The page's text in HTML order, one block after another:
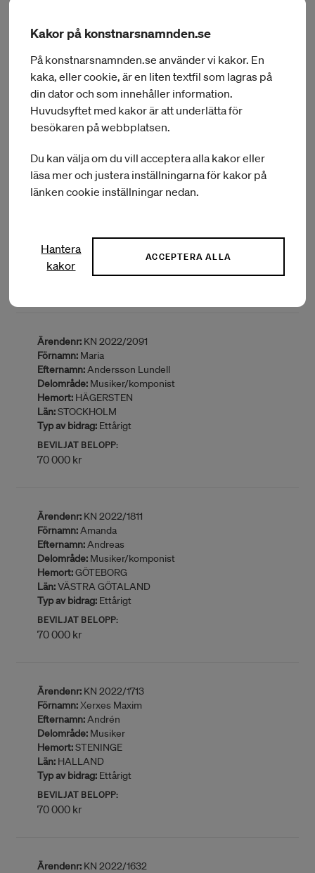
Delområde:Musiker/komponist
Län:VÄSTERBOTTEN
Typ av bidrag:Ettårigt
BEVILJAT BELOPP:
70 000 kr
Ärendenr:KN 2022/225
Förnamn:Christopher
Efternamn:Andersson Bång
GÄVLEBORG
Typ av bidrag:
BEVILJAT BELOPP:
Ärendenr: KN 2022/2091
Förnamn: Maria
Efternamn:Andersson Lundell
Delområde: Musiker/komponist
Hemort: HÄGERSTEN
Län:STOCKHOLM
Typ av bidrag: Ettårigt
BEVILJAT BELOPP:
70 000 kr
Ärendenr: KN 2022/1811
Förnamn:Amanda
Efternamn:Andreas
Delområde: Musiker/komponist
Hemort:GÖTEBORG
Län:VÄSTRA GÖTALAND
Typ av bidrag: Ettårigt
BEVILJAT BELOPP:
70 000 kr
Ärendenr: KN 2022/1713
Förnamn:Xerxes Maxim
Efternamn:Andrén
Delområde: Musiker
Hemort:STENINGE
Län: HALLAND
Typ av bidrag: Ettårigt
BEVILJAT BELOPP:
70 000 kr
Ärendenr: KN 2022/1632
Kakor på konstnarsnamnden.se
På konstnarsnamnden.se använder vi kakor. En
kaka, eller cookie, är en liten textfil som lagras på
din dator och som innehåller information.
Huvudsyftet med kakor är att underlätta för
besökaren på webbplatsen.
Du kan välja om du vill acceptera alla kakor eller
läsa mer och justera inställningarna för kakor på
länken cookie inställningar nedan.
Hantera
kakor
ACCEPTERA ALLA